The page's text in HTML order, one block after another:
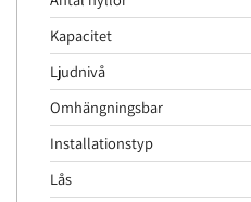
Kapacitet
Ljudnivå
Omhängningsbar
Installationstyp
Lås